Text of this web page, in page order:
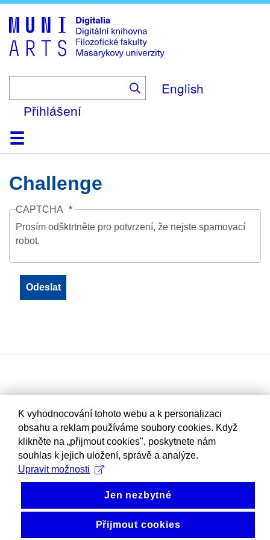
to
main
content
English
Přihlášení
DomůKolekce
Prohlížení
Vyhledávání
O platformě
Nápověda
KontaktDigitalia
Challenge
CAPTCHA
Prosím odšktrtněte pro potvrzení, že nejste spamovací
robot.
K vyhodnocování tohoto webu a k personalizaci
obsahu a reklam používáme soubory cookies. Když
klikněte na „přijmout cookies", poskytnete nám
souhlas k jejich uložení, správě a analýze.
Upravit možnosti
Jen nezbytné
Přijmout cookies